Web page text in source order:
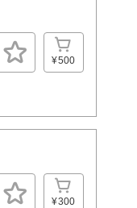
¥500
¥300